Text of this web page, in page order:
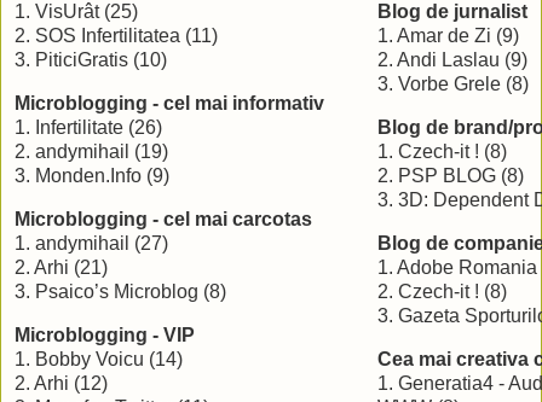
1. VisUrât (25)
2. SOS Infertilitatea (11)
3. PiticiGratis (10)
Microblogging - cel mai informativ
1. Infertilitate (26)
2. andymihail (19)
3. Monden.Info (9)
Microblogging - cel mai carcotas
1. andymihail (27)
2. Arhi (21)
3. Psaico’s Microblog (8)
Microblogging - VIP
1. Bobby Voicu (14)
2. Arhi (12)
Blog de jurnalist
1. Amar de Zi (9)
2. Andi Laslau (9)
3. Vorbe Grele (8)
Blog de brand/
1. Czech-it ! (8)
2. PSP BLOG (8)
3. 3D: Dependent
Blog de
1. Adobe Romania
2. Czech-it ! (8)
3. Gazeta
Cea mai creativa
1. Generatia4 -